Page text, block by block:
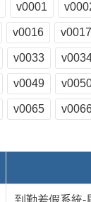
v0001
v0016 v0017
v0033
v0049
v0065